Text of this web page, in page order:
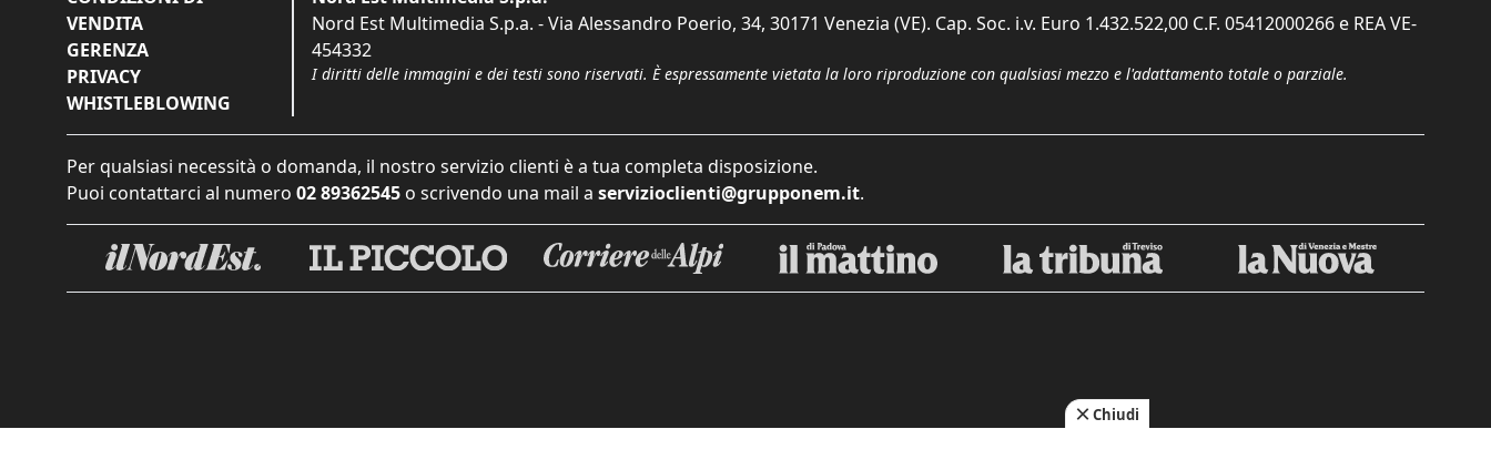
VENDITA
GERENZA
PRIVACY
WHISTLEBLOWING
Nord Est Multimedia S.p.a. - Via Alessandro Poerio, 34, 30171 Venezia (VE). Cap. Soc. i.v. Euro 1.432.522,00 C.F. 05412000266 e REA VE-
454332
I diritti delle immagini e dei testi sono riservati. È espressamente vietata la loro riproduzione con qualsiasi mezzo e l'adattamento totale o parziale.
Per qualsiasi necessità o domanda, il nostro servizio clienti è a tua completa disposizione.
Puoi contattarci al numero 02 89362545 o scrivendo una mail a servizioclienti@grupponem.it.
Chiudi